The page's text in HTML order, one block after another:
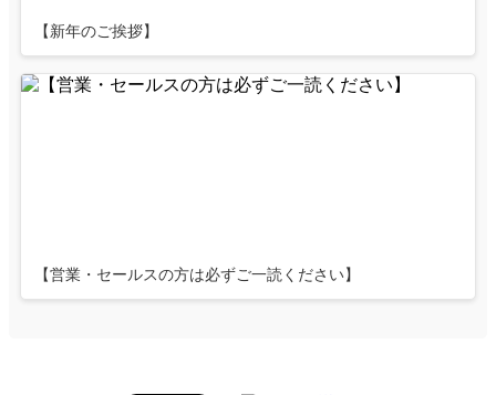
【新年のご挨拶】
【営業・セールスの方は必ずご一読ください】